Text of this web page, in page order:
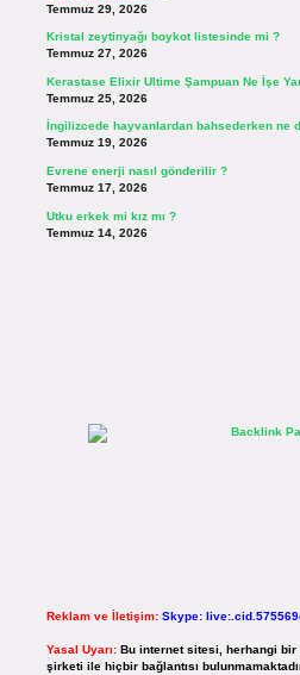
Temmuz 29, 2026
Kristal zeytinyağı boykot listesinde mi ?
Temmuz 27, 2026
Kerastase Elixir Ultime Şampuan Ne İşe
Temmuz 25, 2026
İngilizcede hayvanlardan bahsederken ne
Temmuz 19, 2026
Evrene enerji nasıl gönderilir ?
Temmuz 17, 2026
Utku erkek mi kız mı ?
Temmuz 14, 2026
Reklam ve İletişim: Skype:
Yasal Uyarı: Bu internet sitesi, herhangi
şirketi ile hiçbir bağlantısı